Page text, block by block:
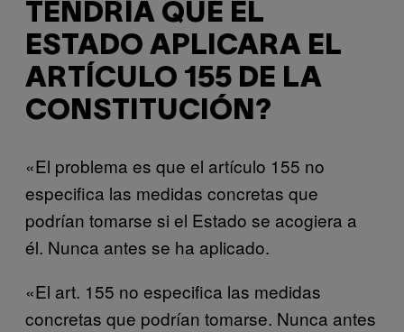
TENDRÍA QUE EL
ESTADO APLICARA EL
ARTÍCULO 155 DE LA
CONSTITUCIÓN?
«El problema es que el artículo 155 no
especifica las medidas concretas que
podrían tomarse si el Estado se acogiera a
él. Nunca antes se ha aplicado.
«El art. 155 no especifica las medidas
concretas que podrían tomarse. Nunca antes